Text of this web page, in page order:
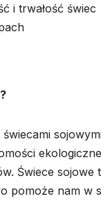
i trwałość świec
Świece sojowe
pomoże nam w